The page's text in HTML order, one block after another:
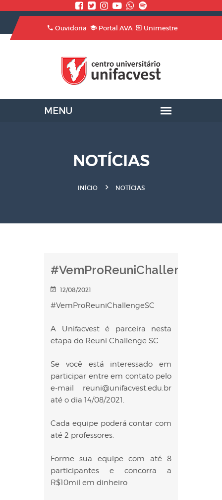
Ouvidoria Portal AVA Unimestre
NOTÍCIAS
INÍCIO NOTÍCIAS
#VemProReuniChallengeSC
12/08/2021
#VemProReuniChallengeSC
A Unifacvest é parceira nesta
etapa do Reuni Challenge SC
Se você está interessado em
participar entre em contato pelo
e-mail reuni@unifacvest.edu.br
até o dia 14/08/2021.
Cada equipe poderá contar com
até 2 professores.
Forme sua equipe com até 8
participantes e concorra a
R$10mil em dinheiro